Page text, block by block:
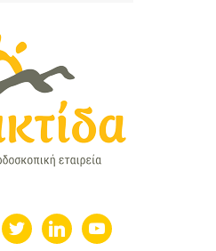
twitter linkedin youtube